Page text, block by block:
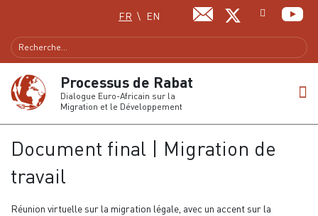
Sélectionnez votre langue
FR EN
Processus de Rabat
Dialogue Euro-Africain sur la
Migration et le Développement
Document final | Migration de
travail
Réunion virtuelle sur la migration légale, avec un accent sur la